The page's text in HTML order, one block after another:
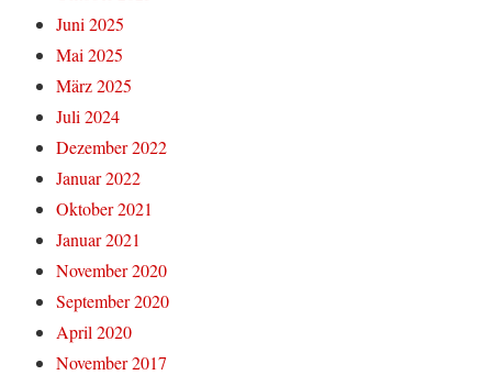
Juni 2025
Mai 2025
März 2025
Juli 2024
Dezember 2022
Januar 2022
Oktober 2021
Januar 2021
November 2020
September 2020
April 2020
November 2017